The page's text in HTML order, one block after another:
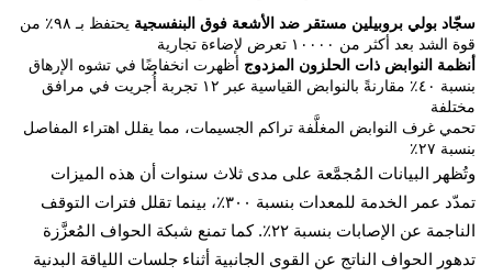
بولي بروبيلين مستقر ضد الأشعة فوق البنفسجية
يحتفظ بـ ٩٨٪ من
بعد أكثر من ١٠٠٠٠ تعرض لإضاءة تجارية
النوابض ذات الحلزون المزدوجأظهرت انخفاضًا في تشوه الإرهاق
بنسبة ٤٠٪ مقارنةً بالنوابض القياسية عبر ١٢ تجربة أُجريت في مرافق
غرف النوابض المغلَّفة تراكم الجسيمات، مما يقلل اهتراء المفاصل
البيانات المُجمَّعة على مدى ثلاث سنوات أن هذه الميزات
تمدّد عمر الخدمة للمعدات بنسبة ٣٠٠٪، بينما تقلل فترات التوقف
الناجمة عن الإصابات بنسبة ٢٢٪. كما تمنع شبكة الحواف المُعزَّزة
الحواف الناتج عن القوى الجانبية أثناء جلسات اللياقة البدنية